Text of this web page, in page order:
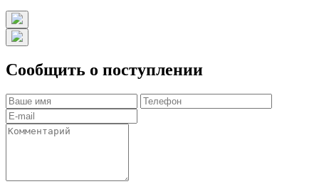
Сообщить о поступлении